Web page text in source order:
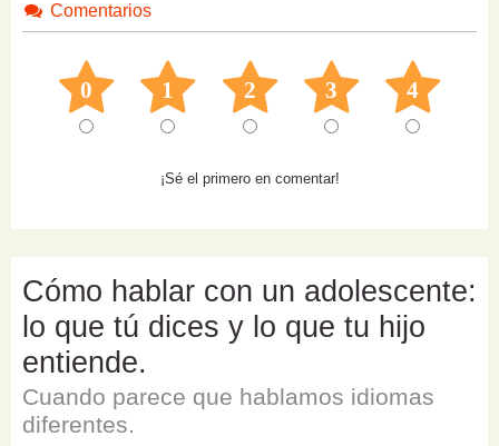
Comentarios
0 1 2 3 4
¡Sé el primero en comentar!
Cómo hablar con un adolescente:
lo que tú dices y lo que tu hijo
entiende.
Cuando parece que hablamos idiomas
diferentes.